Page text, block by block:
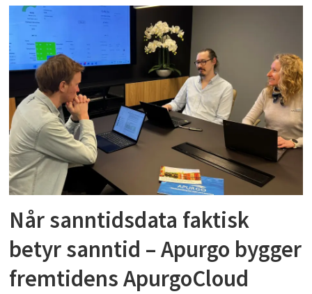
Når sanntidsdata faktisk
betyr sanntid – Apurgo bygger
fremtidens ApurgoCloud